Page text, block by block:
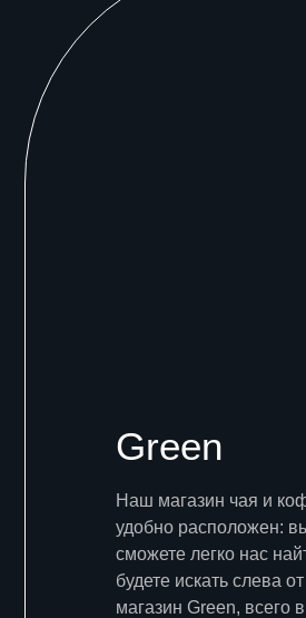
Наш магазин чая и
удобно расположен:
сможете легко нас
будете искать слева
магазин Green, всего
Green